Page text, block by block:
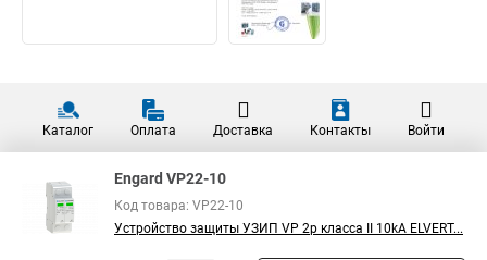
Каталог Оплата Доставка Контакты Войти
Engard VP22-10
Код товара: VP22-10
Устройство защиты УЗИП VP 2p класса II 10kA ELVERT...